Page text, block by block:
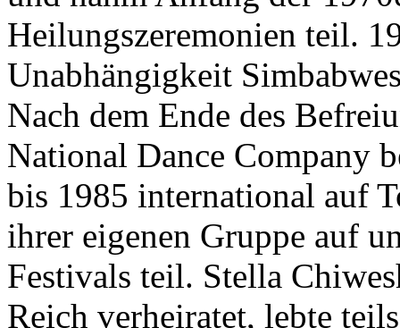
Heilungszeremonien teil.
Unabhängigkeit
Nach dem Ende des
National Dance Company
bis 1985 international auf
ihrer eigenen Gruppe auf
Festivals teil. Stella
Reich verheiratet, lebte